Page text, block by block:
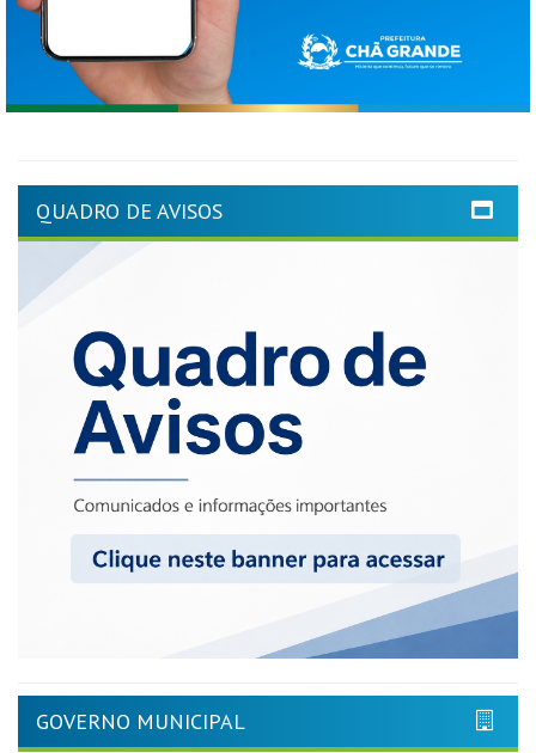
QUADRO DE AVISOS
GOVERNO MUNICIPAL